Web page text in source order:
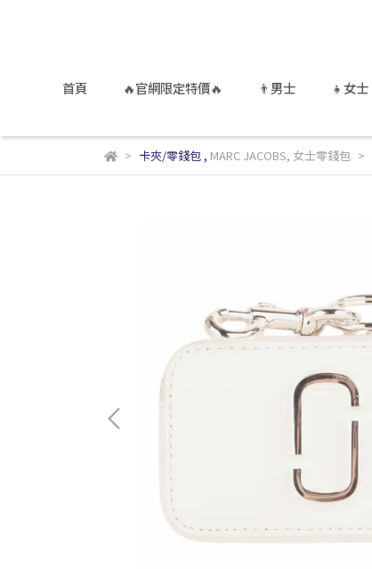
首頁 🔥官網限定特價🔥 👨男士 👧女士
卡夾/零錢包, MARC JACOBS, 女士零錢包